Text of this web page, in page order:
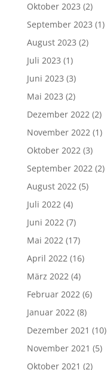
Oktober 2023 (2)
September 2023 (1)
August 2023 (2)
Juli 2023 (1)
Juni 2023 (3)
Mai 2023 (2)
Dezember 2022(2)
November 2022(1)
Oktober 2022(3)
September 2022(2)
August 2022(5)
Juli 2022(4)
Juni 2022(7)
Mai 2022(17)
April 2022(16)
März 2022(4)
Februar 2022(6)
Januar 2022(8)
Dezember 2021 (10)
November 2021 (5)
Oktober 2021 (2)